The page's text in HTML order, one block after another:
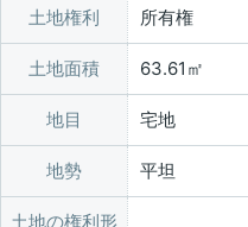
土地権利 所有権
土地面積 63.61㎡
地目 宅地
地勢 平坦
土地の権利形